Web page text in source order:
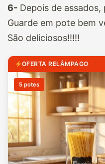
6- Depois de
Guarde em pote bem
São deliciosos!!!!!
OFERTA RELÂMPAGO
5 potes